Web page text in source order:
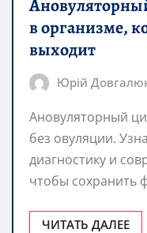
в организме,
выходит
Юрій
Ановуляторный
без овуляции.
диагностику и
чтобы сохранить
ЧИТАТЬ ДАЛЕЕ